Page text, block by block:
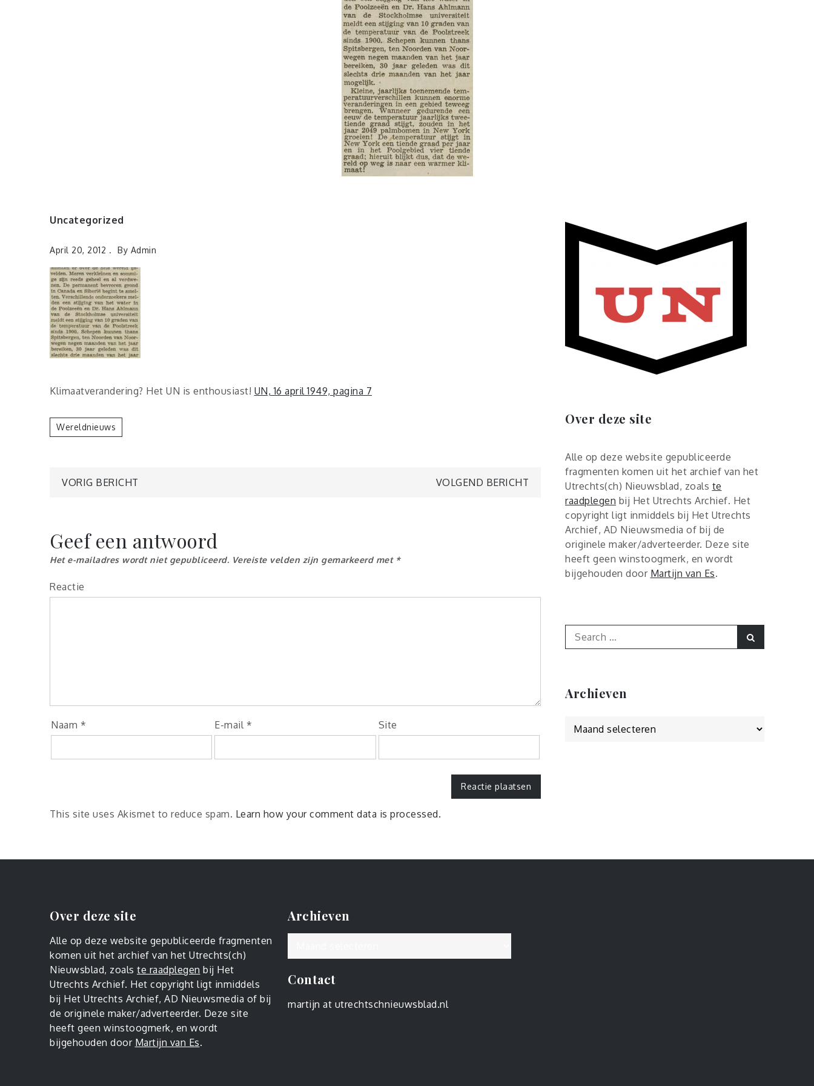
Uncategorized
April 20, 2012 By Admin
Klimaatverandering? Het UN is enthousiast! UN, 16 april 1949, pagina 7
Wereldnieuws
Berichtnavigatie
VORIG BERICHT VOLGEND BERICHT
Geef een antwoord
Het e-mailadres wordt niet gepubliceerd. Vereiste velden zijn gemarkeerd met *
Reactie
Naam * E-mail * Site
This site uses Akismet to reduce spam. Learn how your comment data is processed.
Over deze site
Alle op deze website gepubliceerde
fragmenten komen uit het archief van het
Utrechts(ch) Nieuwsblad, zoals te
raadplegen bij Het Utrechts Archief. Het
copyright ligt inmiddels bij Het Utrechts
Archief, AD Nieuwsmedia of bij de
originele maker/adverteerder. Deze site
heeft geen winstoogmerk, en wordt
bijgehouden door Martijn van Es.
Search
for:
Archieven
Over deze site
Alle op deze website gepubliceerde fragmenten
komen uit het archief van het Utrechts(ch)
Nieuwsblad, zoals te raadplegen bij Het
Utrechts Archief. Het copyright ligt inmiddels
bij Het Utrechts Archief, AD Nieuwsmedia of bij
de originele maker/adverteerder. Deze site
heeft geen winstoogmerk, en wordt
bijgehouden door Martijn van Es.
Archieven
Contact
martijn at utrechtschnieuwsblad.nl